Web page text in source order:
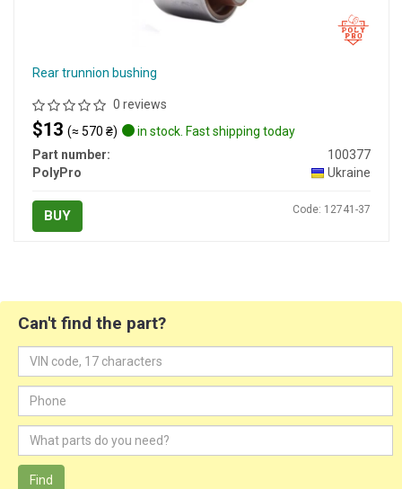
Rear trunnion bushing
0 reviews
$13 (≈ 570 ₴)
in stock. Fast shipping today
Part number:
100377
PolyPro
Ukraine
BUY Code: 12741-37
Can't find the part?
Find